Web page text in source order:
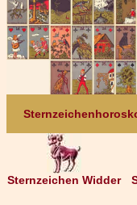
Sternzeichen Widder